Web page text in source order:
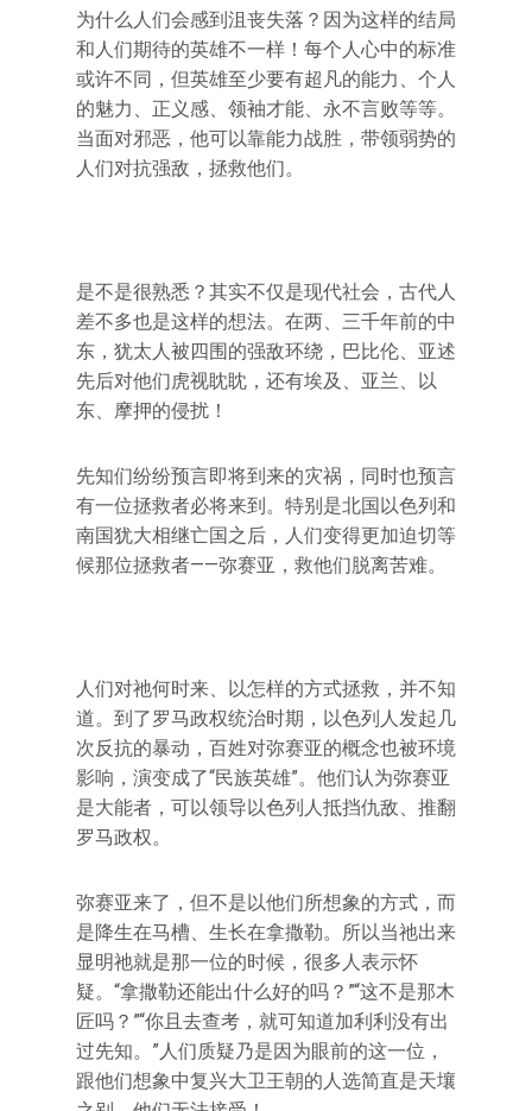
为什么人们会感到沮丧失落？因为这样的结局
和人们期待的英雄不一样！每个人心中的标准
或许不同，但英雄至少要有超凡的能力、个人
的魅力、正义感、领袖才能、永不言败等等。
当面对邪恶，他可以靠能力战胜，带领弱势的
人们对抗强敌，拯救他们。
是不是很熟悉？其实不仅是现代社会，古代人
差不多也是这样的想法。在两、三千年前的中
东，犹太人被四围的强敌环绕，巴比伦、亚述
先后对他们虎视眈眈，还有埃及、亚兰、以
东、摩押的侵扰！
先知们纷纷预言即将到来的灾祸，同时也预言
有一位拯救者必将来到。特别是北国以色列和
南国犹大相继亡国之后，人们变得更加迫切等
候那位拯救者——弥赛亚，救他们脱离苦难。
人们对祂何时来、以怎样的方式拯救，并不知
道。到了罗马政权统治时期，以色列人发起几
次反抗的暴动，百姓对弥赛亚的概念也被环境
影响，演变成了“民族英雄”。他们认为弥赛亚
是大能者，可以领导以色列人抵挡仇敌、推翻
罗马政权。
弥赛亚来了，但不是以他们所想象的方式，而
是降生在马槽、生长在拿撒勒。所以当祂出来
显明祂就是那一位的时候，很多人表示怀
疑。“拿撒勒还能出什么好的吗？”“这不是那木
匠吗？”“你且去查考，就可知道加利利没有出
过先知。”人们质疑乃是因为眼前的这一位，
跟他们想象中复兴大卫王朝的人选简直是天壤